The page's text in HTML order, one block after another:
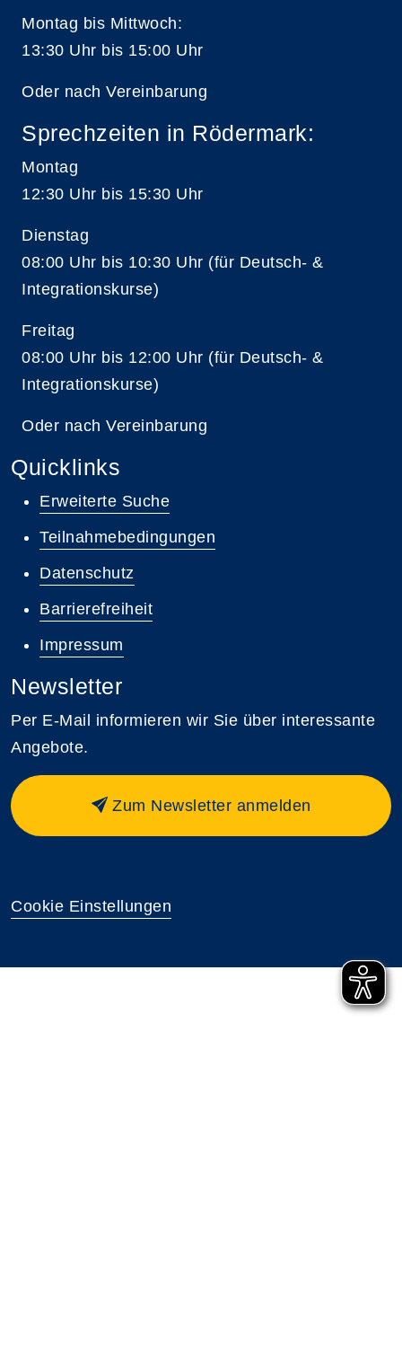
Montag bis Mittwoch:
13:30 Uhr bis 15:00 Uhr
Oder nach Vereinbarung
Sprechzeiten in Rödermark:
Montag
12:30 Uhr bis 15:30 Uhr
Dienstag
08:00 Uhr bis 10:30 Uhr (für Deutsch- &
Integrationskurse)
Freitag
08:00 Uhr bis 12:00 Uhr (für Deutsch- &
Integrationskurse)
Oder nach Vereinbarung
Quicklinks
Erweiterte Suche
Teilnahmebedingungen
Datenschutz
Barrierefreiheit
Impressum
Newsletter
Per E-Mail informieren wir Sie über interessante
Angebote.
Zum Newsletter anmelden
Cookie Einstellungen